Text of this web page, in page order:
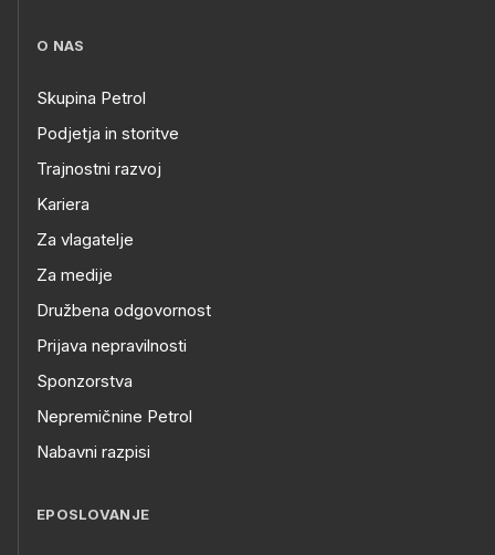
O NAS
Skupina Petrol
Podjetja in storitve
Trajnostni razvoj
Kariera
Za vlagatelje
Za medije
Družbena odgovornost
Prijava nepravilnosti
Sponzorstva
Nepremičnine Petrol
Nabavni razpisi
EPOSLOVANJE